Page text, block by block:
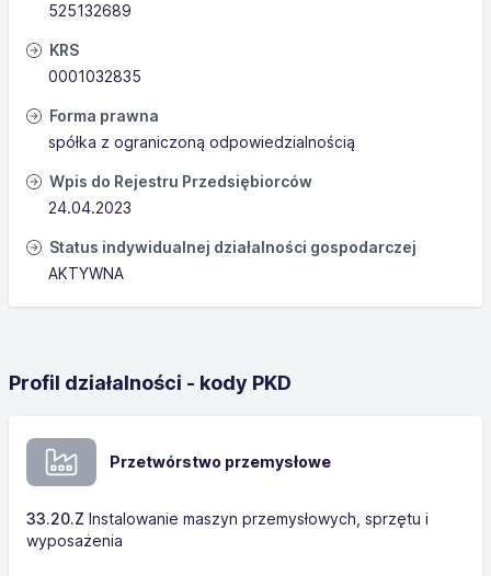
525132689
KRS
0001032835
Forma prawna
spółka z ograniczoną odpowiedzialnością
Wpis do Rejestru Przedsiębiorców
24.04.2023
Status indywidualnej działalności gospodarczej
AKTYWNA
Profil działalności - kody PKD
Przetwórstwo przemysłowe
33.20.Z Instalowanie maszyn przemysłowych, sprzętu i
wyposażenia